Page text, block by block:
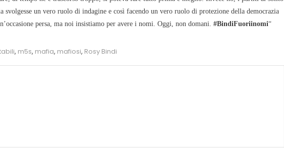
svolgesse un vero ruolo di indagine e così facendo un vero ruolo di protezione della democrazia
persa, ma noi insistiamo per avere i nomi. Oggi, non domani. #BindiFuoriinomi“
, m5s, mafia, mafiosi, Rosy Bindi